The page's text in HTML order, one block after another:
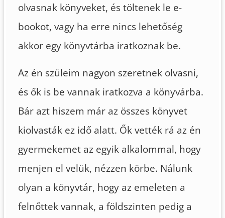
olvasnak könyveket, és töltenek le e-
bookot, vagy ha erre nincs lehetőség
akkor egy könyvtárba iratkoznak be.
Az én szüleim nagyon szeretnek olvasni,
és ők is be vannak iratkozva a könyvárba.
Bár azt hiszem már az összes könyvet
kiolvasták ez idő alatt. Ők vették rá az én
gyermekemet az egyik alkalommal, hogy
menjen el velük, nézzen körbe. Nálunk
olyan a könyvtár, hogy az emeleten a
felnőttek vannak, a földszinten pedig a